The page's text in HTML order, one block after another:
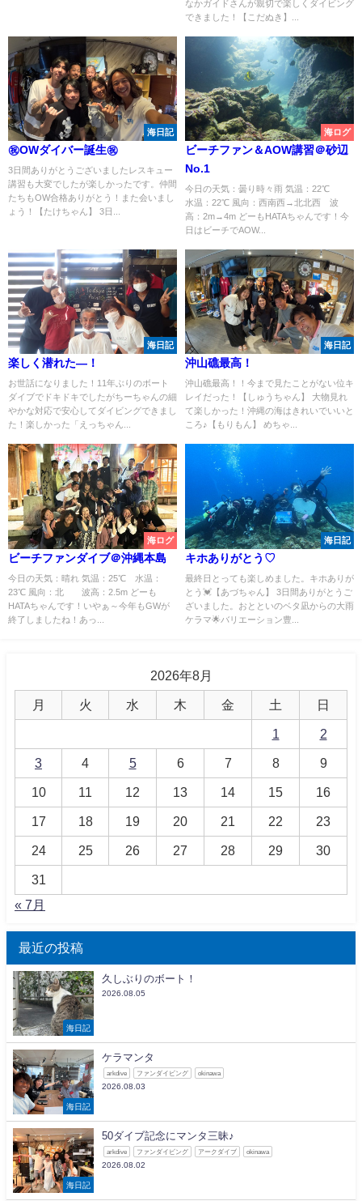
なかガイドさんが親切で楽しくダイビング
できました！【こだぬき】...
海日記
㊗OWダイバー誕生㊗
3日間ありがとうございましたレスキュー
講習も大変でしたが楽しかったです。仲間
たちもOW合格ありがとう！また会いまし
ょう！【たけちゃん】 3日...
海ログ
ビーチファン＆AOW講習＠砂辺
No.1
今日の天気：曇り時々雨 気温：22℃
水温：22℃ 風向：西南西→北北西 波
高：2m→4m どーもHATAちゃんです！今
日はビーチでAOW...
海日記
楽しく潜れた―！
お世話になりました！11年ぶりのボート
ダイブでドキドキでしたがちーちゃんの細
やかな対応で安心してダイビングできまし
た！楽しかった「えっちゃん...
海日記
沖山礁最高！
沖山礁最高！！今まで見たことがない位キ
レイだった！【しゅうちゃん】 大物見れ
て楽しかった！沖縄の海はきれいでいいと
ころ♪【もりもん】 めちゃ...
海ログ
ビーチファンダイブ＠沖縄本島
今日の天気：晴れ 気温：25℃ 水温：
23℃ 風向：北 波高：2.5m どーも
HATAちゃんです！いやぁ～今年もGWが
終了しましたね！あっ...
海日記
キホありがとう♡
最終日とっても楽しめました。キホありが
とう💓【あづちゃん】 3日間ありがとうご
ざいました。おとといのベタ凪からの大雨
ケラマ🌟バリエーション豊...
2026年8月
月 火 水 木 金 土 日
1 2
3 4 5 6 7 8 9
10 11 12 13 14 15 16
17 18 19 20 21 22 23
24 25 26 27 28 29 30
31
« 7月
最近の投稿
海日記
久しぶりのボート！
2026.08.05
海日記
ケラマンタ
arkdive ファンダイビング okinawa
2026.08.03
海日記
50ダイブ記念にマンタ三昧♪
arkdive ファンダイビング アークダイブ okinawa
2026.08.02